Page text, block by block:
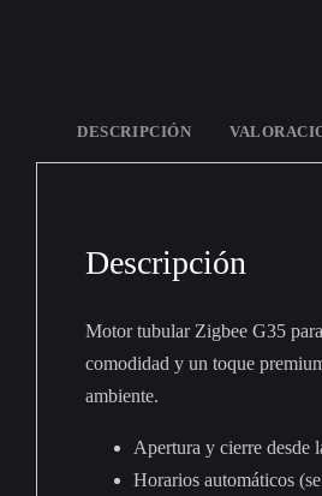
DESCRIPCIÓN
Descripción
Motor tubular Zigbee G35
comodidad y un toque
ambiente.
Apertura y cierre desde
Horarios automáticos